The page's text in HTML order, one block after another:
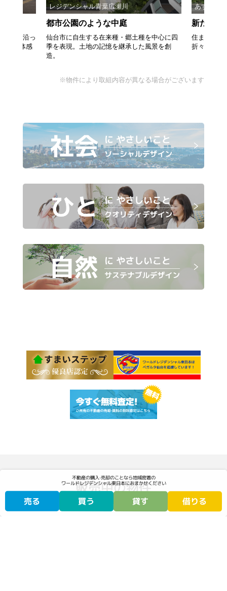
ーチに沿っ
、立体感
レジデンシャル青葉広瀬川
都市公園のような中庭
仙台市に自生する在来種・郷土種を中心に四
季を表現。土地の記憶を継承した風景を創
造。
あすとレ
新たな杜
住まいと街
折々の植栽
※物件により取組内容が異なる場合がございます
販売中の物件
不動産の購⼊‧売却のことなら地域密着の
ワールドレジデンシャル東日本におまかせください
売る 買う 貸す 借りる